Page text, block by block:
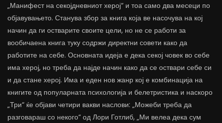
„Манифест на секојдневниот херој“ и тоа само два месеци по
објавувањето. Станува збор за книга која ве насочува на кој
начин да ги остварите своите цели, но не се работи за
вообичаена книга туку содржи директни совети како да
работите на себе. Основната идеја е дека секој човек во себе
има херој, но треба да најде начин како да се оствари себе си
и да стане херој. Има и еден нов жанр кој е комбинација на
книгите од популарната психологија и белетристика и наскоро
„Три“ ќе објави четири вакви наслови: „Можеби треба да
разговараш со некого“ од Лори Готлиб, „Ми велеа дека сум